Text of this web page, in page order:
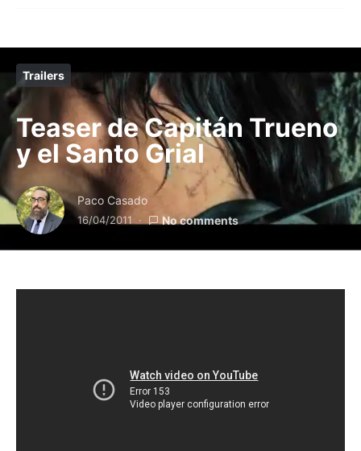
Trailers
Teaser de Capitán Trueno
y el Santo Grial
Paco Casado
16/04/2011 No comments